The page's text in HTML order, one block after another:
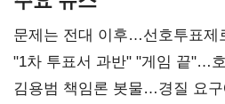
문제는 전대 이후…선호투표제
불복'
"1차 투표서 과반" "게임 끝"…
김용범 책임론 봇물…경질 요